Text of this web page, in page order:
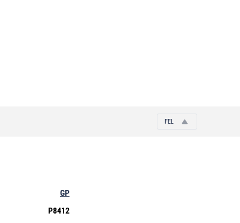
FEL
GP
P8412